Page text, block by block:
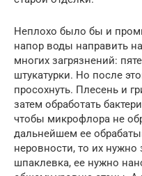
Неплохо было бы и
напор воды направить
многих загрязнений:
штукатурки. Но после
просохнуть. Плесень и
затем обработать
чтобы микрофлора не
дальнейшем ее
неровности, то их нужно
шпаклевка, ее нужно